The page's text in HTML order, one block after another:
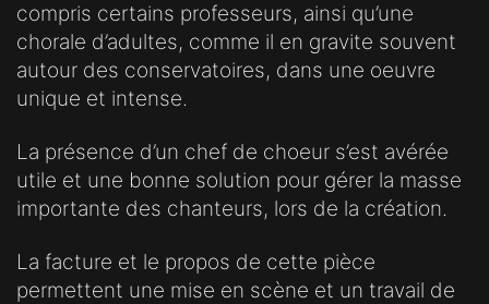
compris certains professeurs, ainsi qu’une
chorale d’adultes, comme il en gravite souvent
autour des conservatoires, dans une oeuvre
unique et intense.
La présence d’un chef de choeur s’est avérée
utile et une bonne solution pour gérer la masse
importante des chanteurs, lors de la création.
La facture et le propos de cette pièce
permettent une mise en scène et un travail de